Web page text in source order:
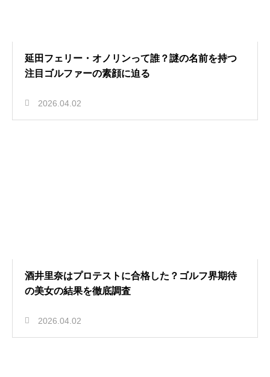
延田フェリー・オノリンって誰？謎の名前を持つ
注目ゴルファーの素顔に迫る
2026.04.02
酒井里奈はプロテストに合格した？ゴルフ界期待
の美女の結果を徹底調査
2026.04.02